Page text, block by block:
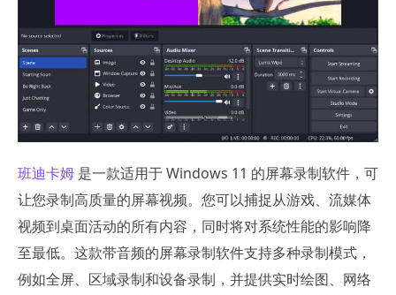
班迪卡姆 是一款适用于 Windows 11 的屏幕录制软件，可
让您录制高质量的屏幕视频。您可以捕捉从游戏、流媒体
视频到桌面活动的所有内容，同时将对系统性能的影响降
至最低。这款带音频的屏幕录制软件支持多种录制模式，
例如全屏、区域录制和设备录制，并提供实时绘图、网络